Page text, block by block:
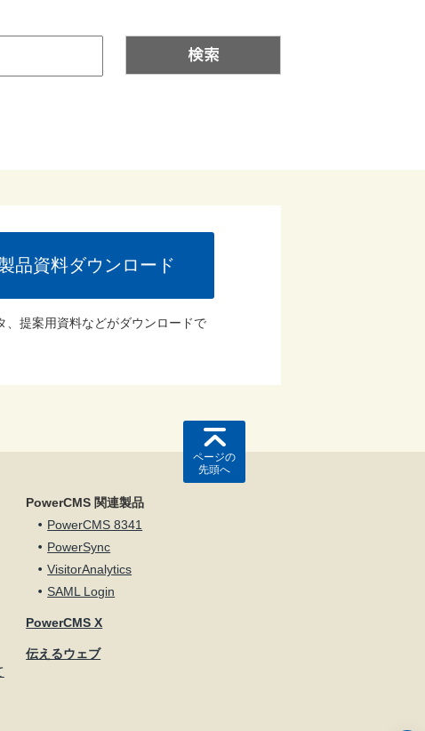
品資料ダウンロード
、提案用資料などがダウンロードで
ページの
先頭へ
PowerCMS 関連製品
PowerCMS 8341
PowerSync
VisitorAnalytics
SAML Login
PowerCMS X
伝えるウェブ